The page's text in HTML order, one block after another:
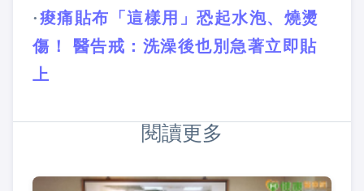
·痠痛貼布「這樣用」恐起水泡、燒燙
傷！ 醫告戒：洗澡後也別急著立即貼
上
閱讀更多